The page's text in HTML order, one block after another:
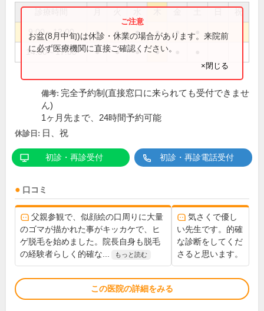
祝
9:00～12:00 ● ● ● ● ●
14:00～17:00 ● ● ● ●
お盆(8月中旬)は休診・休業の場合があります。来院前
に必ず医療機関に直接ご確認ください。
×閉じる
備考: 完全予約制(直接窓口に来られても受付できませ
ん)
1ヶ月先まで、24時間予約可能
休診日: 日、祝
初診・再診受付 初診・再診電話受付
口コミ
父親参観で、似顔絵の口周りに大量
のゴマが描かれた事がキッカケで、ヒ
ゲ脱毛を始めました。院長自身も脱毛
の経験者らしく的確な...
もっと読む
気さくで優し
い先生です。的確
な診断をしてくだ
さると思います。
この医院の詳細をみる